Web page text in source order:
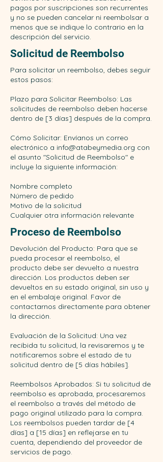
pagos por suscripciones son recurrentes
y no se pueden cancelar ni reembolsar a
menos que se indique lo contrario en la
descripción del servicio.
Solicitud de Reembolso
Para solicitar un reembolso, debes seguir
estos pasos:
Plazo para Solicitar Reembolso: Las
solicitudes de reembolso deben hacerse
dentro de [3 días] después de la compra.
Cómo Solicitar: Envíanos un correo
electrónico a info@atabeymedia.org con
el asunto "Solicitud de Reembolso" e
incluye la siguiente información:
Nombre completo
Número de pedido
Motivo de la solicitud
Cualquier otra información relevante
Proceso de Reembolso
Devolución del Producto: Para que se
pueda procesar el reembolso, el
producto debe ser devuelto a nuestra
dirección. Los productos deben ser
devueltos en su estado original, sin uso y
en el embalaje original. Favor de
contactarnos directamente para obtener
la dirección.
Evaluación de la Solicitud: Una vez
recibida tu solicitud, la revisaremos y te
notificaremos sobre el estado de tu
solicitud dentro de [5 días hábiles].
Reembolsos Aprobados: Si tu solicitud de
reembolso es aprobada, procesaremos
el reembolso a través del método de
pago original utilizado para la compra.
Los reembolsos pueden tardar de [4
días] a [15 días] en reflejarse en tu
cuenta, dependiendo del proveedor de
servicios de pago.